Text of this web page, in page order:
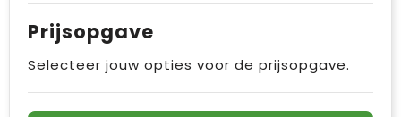
Prijsopgave
Selecteer jouw opties voor de prijsopgave.